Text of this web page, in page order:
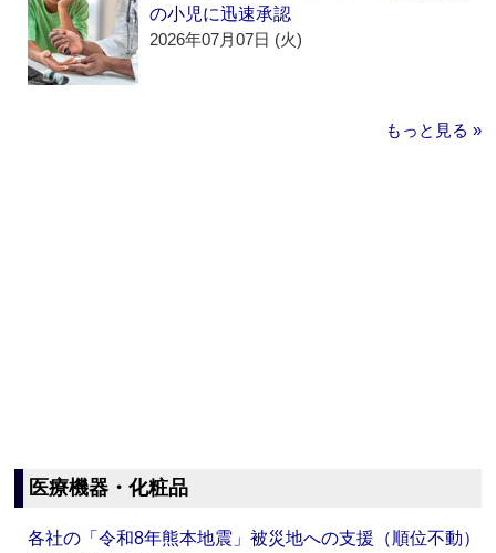
の小児に迅速承認
2026年07月07日 (火)
もっと見る »
医療機器・化粧品
各社の「令和8年熊本地震」被災地への支援（順位不動）